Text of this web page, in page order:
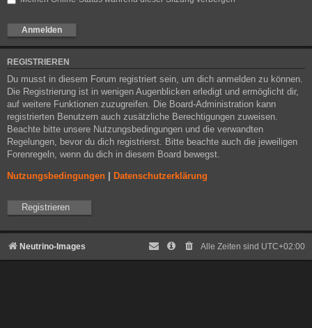
REGISTRIEREN
Du musst in diesem Forum registriert sein, um dich anmelden zu können.
Die Registrierung ist in wenigen Augenblicken erledigt und ermöglicht dir,
auf weitere Funktionen zuzugreifen. Die Board-Administration kann
registrierten Benutzern auch zusätzliche Berechtigungen zuweisen.
Beachte bitte unsere Nutzungsbedingungen und die verwandten
Regelungen, bevor du dich registrierst. Bitte beachte auch die jeweiligen
Forenregeln, wenn du dich in diesem Board bewegst.
Nutzungsbedingungen Datenschutzerklärung
Registrieren
Neutrino-Images Alle Zeiten sind UTC+02:00